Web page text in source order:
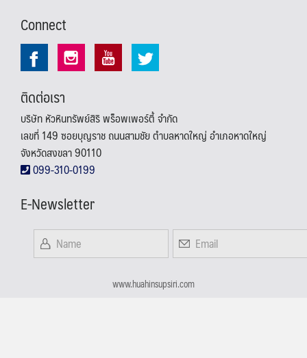
Connect
ติดต่อเรา
บริษัท หัวหินทรัพย์สิริ พร็อพเพอร์ตี้ จำกัด
เลขที่ 149 ซอยบุญราช ถนนสามชัย ตำบลหาดใหญ่ อำเภอหาดใหญ่
จังหวัดสงขลา 90110
099-310-0199
E-Newsletter
www.huahinsupsiri.com